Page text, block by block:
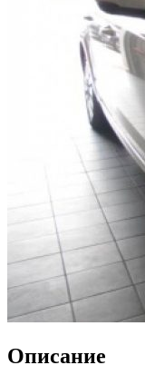
Описание